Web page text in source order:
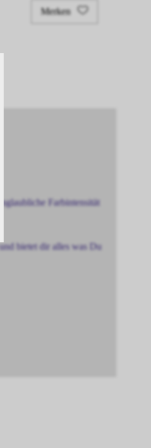
Merken
Farbintensität
bietet dir alles was Du